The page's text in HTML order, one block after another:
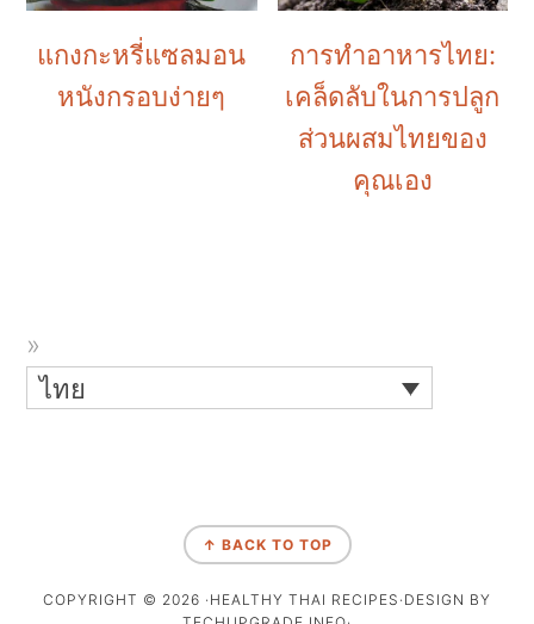
แกงกะหรี่แซลมอน
หนังกรอบง่ายๆ
การทำอาหารไทย:
เคล็ดลับในการปลูก
ส่วนผสมไทยของ
คุณเอง
ไทย
↑ BACK TO TOP
COPYRIGHT © 2026 ·HEALTHY THAI RECIPES·DESIGN BY